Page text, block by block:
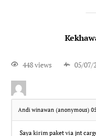
448 views 05/07/
Andi winawan (anonymous)
Saya kirim paket via jnt